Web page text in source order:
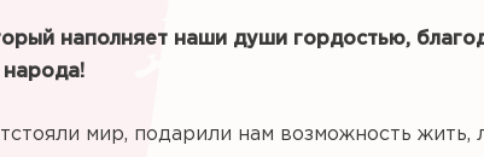
наполняет наши души гордостью,
мир, подарили нам возможность жить,